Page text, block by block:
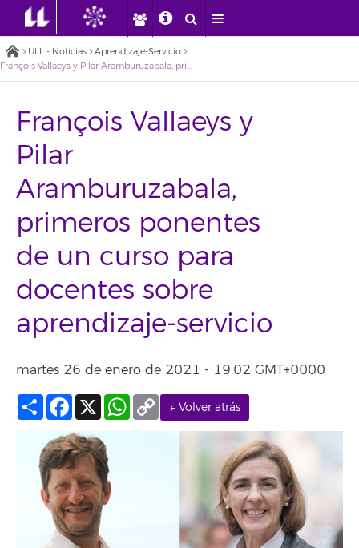
ULL - Noticias
Aprendizaje-Servicio
François Vallaeys y Pilar Aramburuzabala, primeros ponentes de un curso para docentes sobre aprendizaje-servicio
François Vallaeys y
Pilar
Aramburuzabala,
primeros ponentes
de un curso para
docentes sobre
aprendizaje-servicio
martes 26 de enero de 2021 - 19:02 GMT+0000
← Volver atrás
Compartir
Facebook
X WhatsApp
Copy
Link